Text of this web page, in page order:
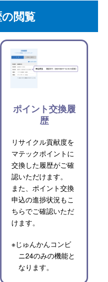
閲覧
ポイント交換履
歴
リサイクル貢献度を
マテックポイントに
交換した履歴がご確
認いただけます。
また、ポイント交換
申込の進捗状況もこ
ちらでご確認いただ
けます。
※じゅんかんコンビ
ニ24のみの機能と
なります。